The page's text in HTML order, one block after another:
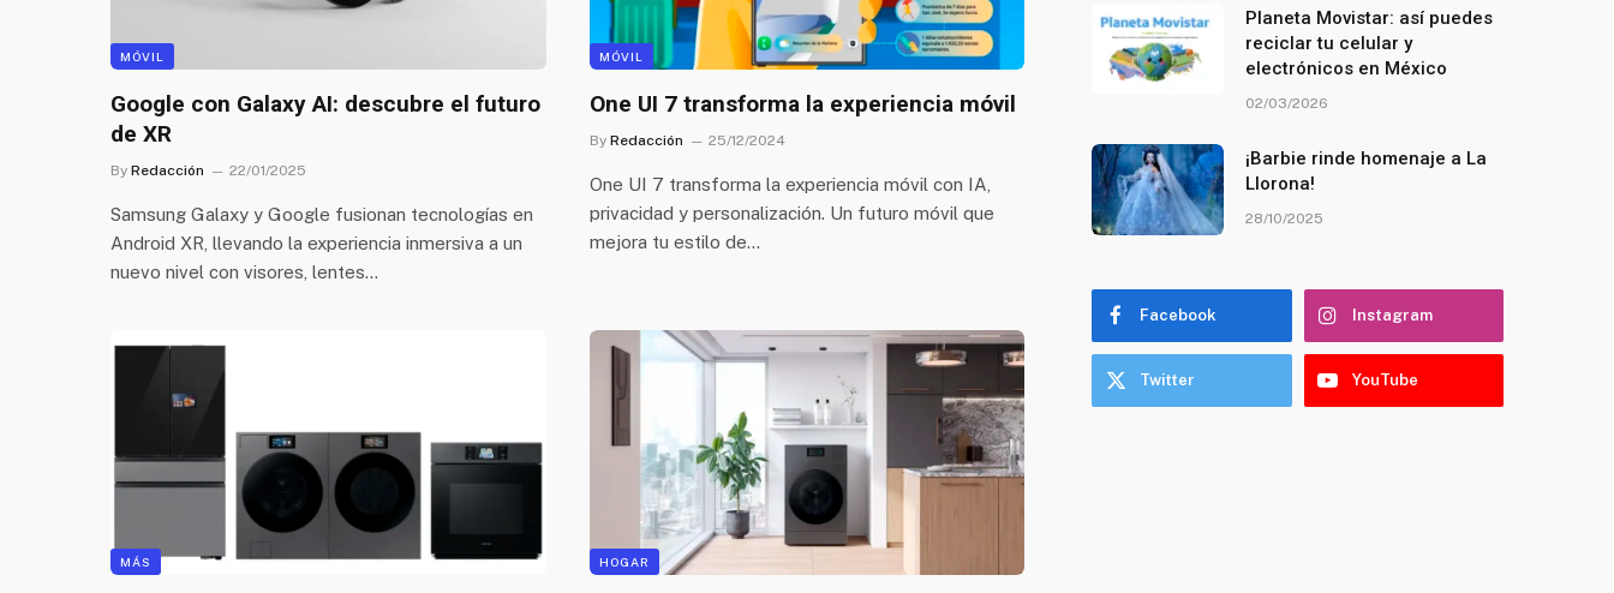
MÓVIL
Google con Galaxy AI: descubre el futuro
de XR
By Redacción 22/01/2025
Samsung Galaxy y Google fusionan tecnologías en
Android XR, llevando la experiencia inmersiva a un
nuevo nivel con visores, lentes…
MÓVIL
One UI 7 transforma la experiencia móvil
By Redacción 25/12/2024
One UI 7 transforma la experiencia móvil con IA,
privacidad y personalización. Un futuro móvil que
mejora tu estilo de…
MÁS HOGAR
Planeta Movistar: así puedes
reciclar tu celular y
electrónicos en México
02/03/2026
¡Barbie rinde homenaje a La
Llorona!
28/10/2025
Facebook Instagram
Twitter YouTube